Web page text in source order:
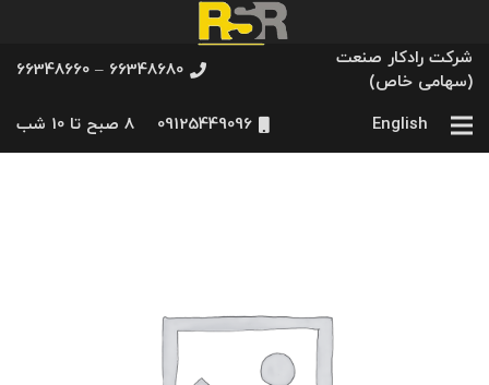
شرکت رادکار صنعت
(سهامی خاص)
66348680 – 66348660
English
09125449096 8 صبح تا 10 شب